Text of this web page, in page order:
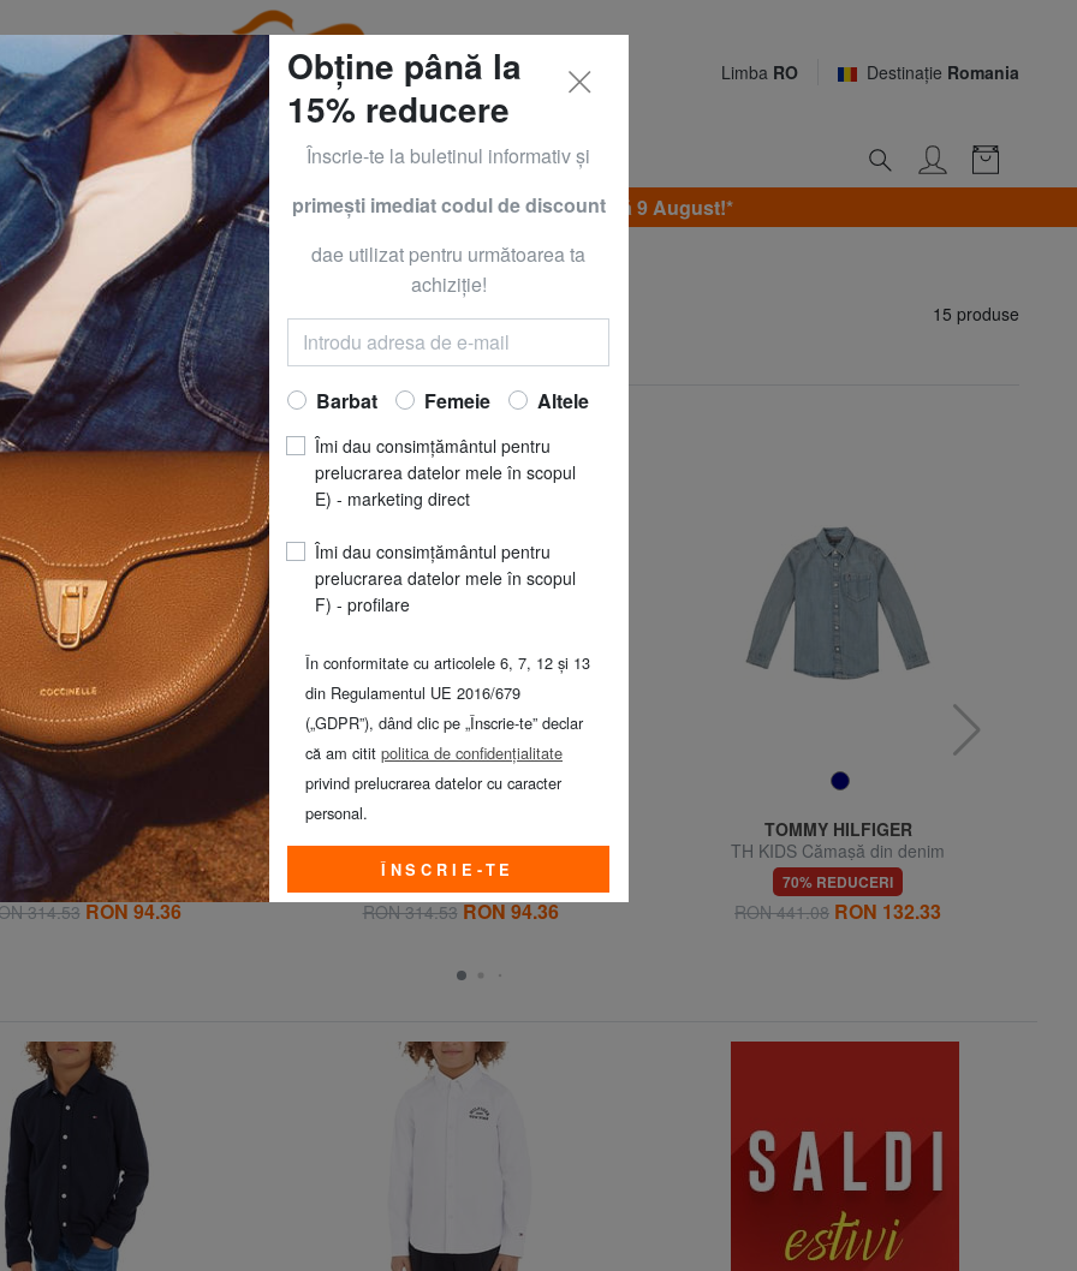
Limba RO Destinaţie Romania
CLOTHING all -50% & CALVIN KLEIN all -60% Numai până Duminică 9 August!*
cămăși pentru copii
Acasă Îmbrăcăminte Copii Cămăși 15 produse
produse din această categorie
TOMMY HILFIGER
KIDS Cămașă de bumbac
70% REDUCERI
314.53 RON 94.36
TH KIDS Cămașă cu mânecă lungă din
bumbac
70% REDUCERI
RON 314.53 RON 94.36
TOMMY HILFIGER
TH KIDS Cămașă din denim
70% REDUCERI
RON 441.08 RON 132.33
Obține până la
15% reducere
Înscrie-te la buletinul informativ şi
primeşti imediat codul de discount
dae utilizat pentru următoarea ta
achiziţie!
Barbat Femeie Altele
Îmi dau consimțământul pentru
prelucrarea datelor mele în scopul
E) - marketing direct
Îmi dau consimțământul pentru
prelucrarea datelor mele în scopul
F) - profilare
În conformitate cu articolele 6, 7, 12 și 13
din Regulamentul UE 2016/679
(„GDPR”), dând clic pe „Înscrie-te” declar
că am citit politica de confidențialitate
privind prelucrarea datelor cu caracter
personal.
ÎNSCRIE-TE